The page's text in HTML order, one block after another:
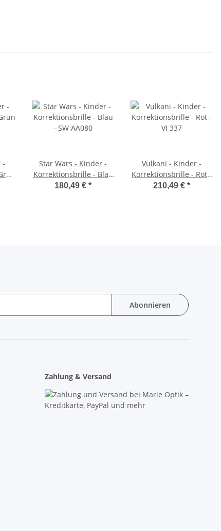
-
Star Wars - Kinder -
Korrektionsbrille - Blau
- SW AA080
180,49 € *
Vulkani - Kinder -
Korrektionsbrille - Rot -
VI 337
210,49 € *
Abonnieren
Zahlung & Versand